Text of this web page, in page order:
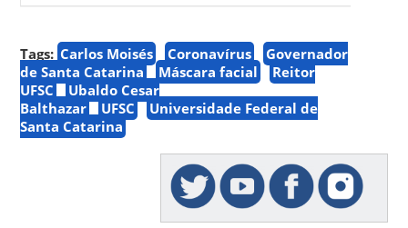
Tags: Carlos Moisés Coronavírus
Governador
de Santa Catarina
Máscara facial
Reitor
UFSC
Ubaldo Cesar
Balthazar
UFSC
Universidade Federal de
Santa Catarina